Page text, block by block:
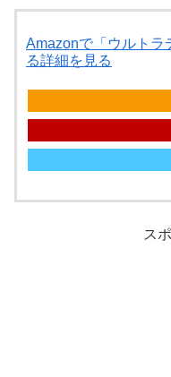
Amazonで「ウルトラ
る詳細を見る
ス